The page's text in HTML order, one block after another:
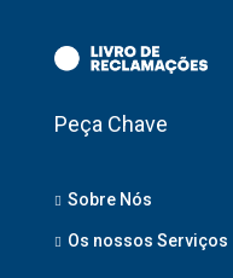
Peça Chave
Sobre Nós
Os nossos Serviços